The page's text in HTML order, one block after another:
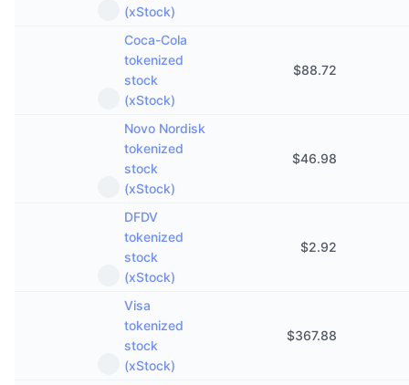
(xStock)
Coca-Cola
tokenized
stock
(xStock)
$88.72
Novo Nordisk
tokenized
stock
(xStock)
$46.98
DFDV
tokenized
stock
(xStock)
$2.92
Visa
tokenized
stock
(xStock)
$367.88